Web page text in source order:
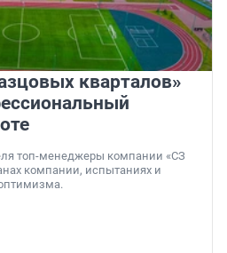
кварталов»
топ-менеджеры компании «СЗ
компании, испытаниях и